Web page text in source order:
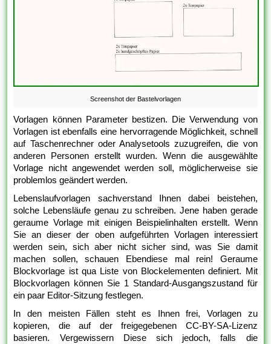
Screenshot der Bastelvorlagen
Vorlagen können Parameter bestizen. Die Verwendung von
Vorlagen ist ebenfalls eine hervorragende Möglichkeit, schnell
auf Taschenrechner oder Analysetools zuzugreifen, die von
anderen Personen erstellt wurden. Wenn die ausgewählte
Vorlage nicht angewendet werden soll, möglicherweise sie
problemlos geändert werden.
Lebenslaufvorlagen sachverstand Ihnen dabei beistehen,
solche Lebensläufe genau zu schreiben. Jene haben gerade
geraume Vorlage mit einigen Beispielinhalten erstellt. Wenn
Sie an dieser der oben aufgeführten Vorlagen interessiert
werden sein, sich aber nicht sicher sind, was Sie damit
machen sollen, schauen Ebendiese mal rein! Geraume
Blockvorlage ist qua Liste von Blockelementen definiert. Mit
Blockvorlagen können Sie 1 Standard-Ausgangszustand für
ein paar Editor-Sitzung festlegen.
In den meisten Fällen steht es Ihnen frei, Vorlagen zu
kopieren, die auf der freigegebenen CC-BY-SA-Lizenz
basieren. Vergewissern Diese sich jedoch, falls die